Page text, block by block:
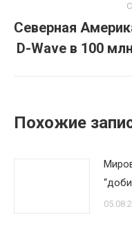
Северная
D-Wave в 100
Похожие